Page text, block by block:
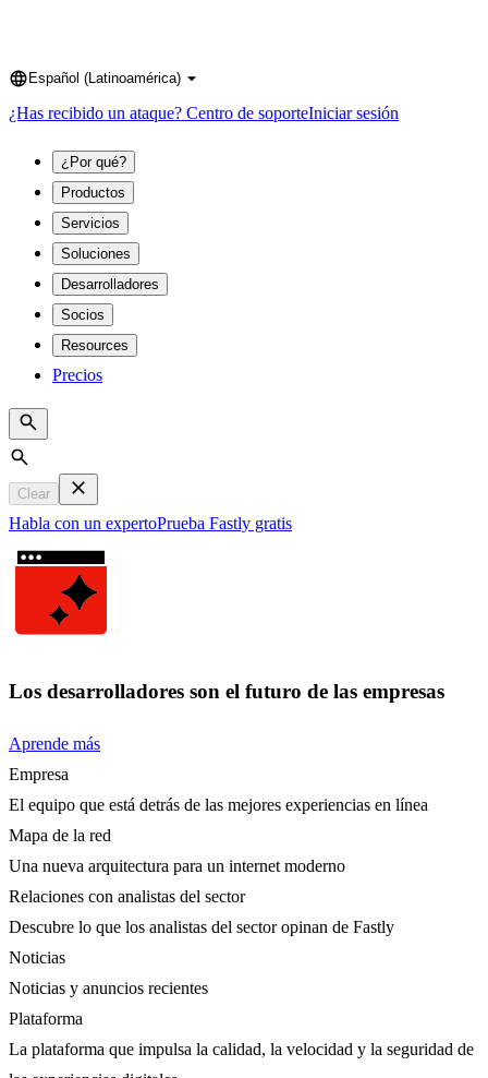
Language
Español (Latinoamérica)
¿Has recibido un ataque? Centro de soporteIniciar sesión
¿Por qué?
Productos
Servicios
Soluciones
Desarrolladores
Socios
Resources
Precios
Search
Clear
Habla con un expertoPrueba Fastly gratis
Los desarrolladores son el futuro de las empresas
Aprende más
Empresa
El equipo que está detrás de las mejores experiencias en línea
Mapa de la red
Una nueva arquitectura para un internet moderno
Relaciones con analistas del sector
Descubre lo que los analistas del sector opinan de Fastly
Noticias
Noticias y anuncios recientes
Plataforma
La plataforma que impulsa la calidad, la velocidad y la seguridad de